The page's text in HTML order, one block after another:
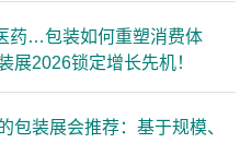
药…包装如何重塑消费体
展2026锁定增长先机！
包装展会推荐：基于规模、